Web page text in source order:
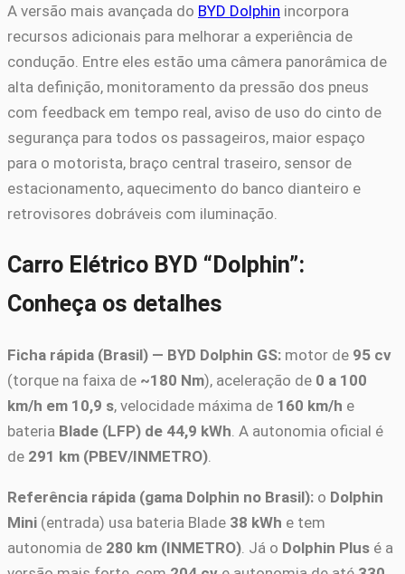
A versão mais avançada do BYD Dolphin incorpora
recursos adicionais para melhorar a experiência de
condução. Entre eles estão uma câmera panorâmica de
alta definição, monitoramento da pressão dos pneus
com feedback em tempo real, aviso de uso do cinto de
segurança para todos os passageiros, maior espaço
para o motorista, braço central traseiro, sensor de
estacionamento, aquecimento do banco dianteiro e
retrovisores dobráveis com iluminação.
Carro Elétrico BYD “Dolphin”:
Conheça os detalhes
Ficha rápida (Brasil) — BYD Dolphin GS: motor de 95 cv
(torque na faixa de ~180 Nm), aceleração de 0 a 100
km/h em 10,9 s, velocidade máxima de 160 km/h e
bateria Blade (LFP) de 44,9 kWh. A autonomia oficial é
de 291 km (PBEV/INMETRO).
Referência rápida (gama Dolphin no Brasil): o Dolphin
Mini (entrada) usa bateria Blade 38 kWh e tem
autonomia de 280 km (INMETRO). Já o Dolphin Plus é a